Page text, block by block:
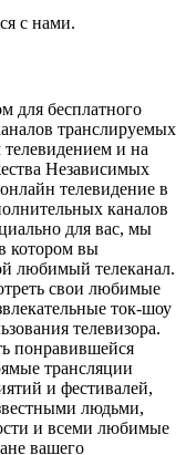
с нами.
для бесплатного
транслируемых
и на
Независимых
телевидение в
каналов
для вас, мы
котором вы
любимый телеканал.
свои любимые
ток-шоу
телевизора.
понравившейся
трансляции
и фестивалей,
людьми,
и всеми любимые
вашего